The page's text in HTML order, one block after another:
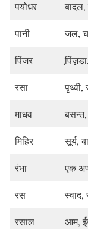
पयोधर बादल,
पानी जल,
पिंजर
रसा पृथ्वी,
माधव
मिहिर सूर्य,
रंभा एक
रस
रसाल आम,